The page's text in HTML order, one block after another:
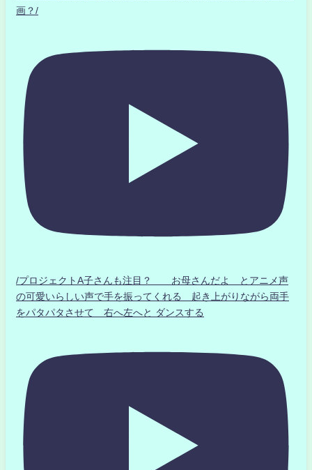
画？/
/プロジェクトA子さんも注目？ お母さんだよ とアニメ声
の可愛いらしい声で手を振ってくれる 起き上がりながら両手
をパタパタさせて 右へ左へと ダンスする